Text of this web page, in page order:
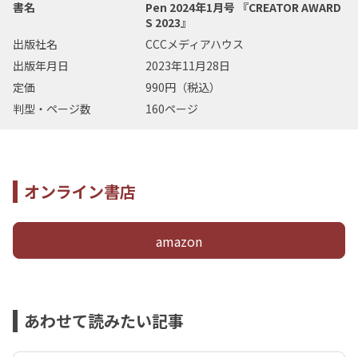
書名
Pen 2024年1月号 『CREATOR AWARD
S 2023』
出版社名
CCCメディアハウス
出版年月日
2023年11月28日
定価
990円（税込）
判型・ページ数
160ページ
オンライン書店
amazon
あわせて読みたい記事